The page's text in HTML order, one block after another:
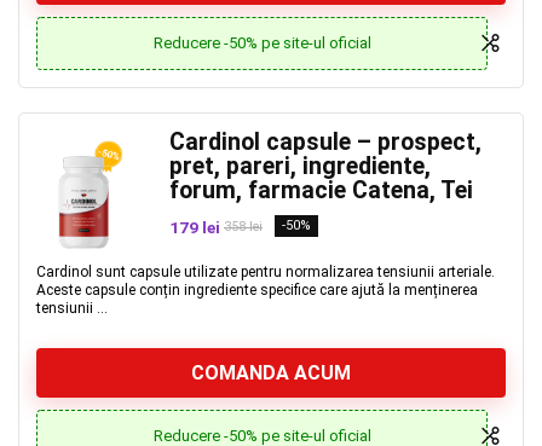
Reducere -50% pe site-ul oficial
Cardinol capsule – prospect,
pret, pareri, ingrediente,
forum, farmacie Catena, Tei
179 lei 358 lei -50%
Cardinol sunt capsule utilizate pentru normalizarea tensiunii arteriale.
Aceste capsule conțin ingrediente specifice care ajută la menținerea
tensiunii ...
COMANDA ACUM
Reducere -50% pe site-ul oficial